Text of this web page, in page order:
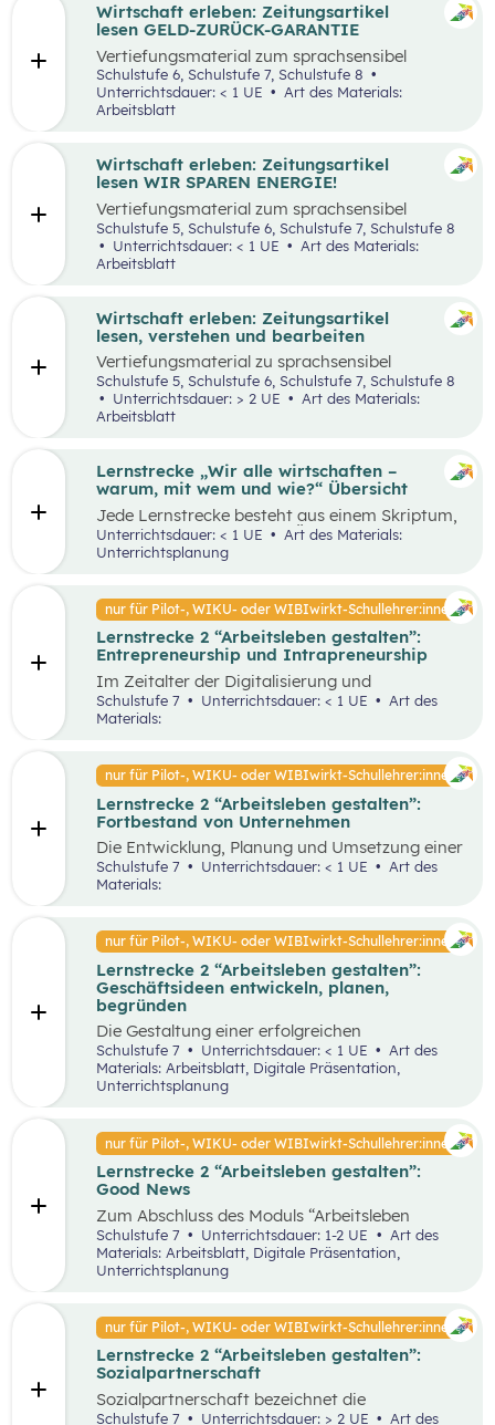
Wirtschaft erleben: Zeitungsartikel
lesen GELD-ZURÜCK-GARANTIE
Vertiefungsmaterial zum sprachsensibel
aufbereiteten Zeitungsartikel “Reich werden
mit Geld-zurück-Garantie?”.
Schulstufe 6, Schulstufe 7, Schulstufe 8
Unterrichtsdauer: < 1 UE
Art des Materials:
Arbeitsblatt
Wirtschaft erleben: Zeitungsartikel
lesen WIR SPAREN ENERGIE!
Vertiefungsmaterial zum sprachsensibel
aufbereiteten Zeitungsartikel “Wir sparen
Energie”.
Schulstufe 5, Schulstufe 6, Schulstufe 7, Schulstufe 8
Unterrichtsdauer: < 1 UE
Arbeitsblatt
Wirtschaft erleben: Zeitungsartikel
lesen, verstehen und bearbeiten
Vertiefungsmaterial zu sprachsensibel
aufbereiteten Zeitungsartikeln.
Schulstufe 5, Schulstufe 6, Schulstufe 7, Schulstufe 8
Unterrichtsdauer: > 2 UE
Art des Materials:
Arbeitsblatt
Lernstrecke „Wir alle wirtschaften –
warum, mit wem und wie?“ Übersicht
Jede Lernstrecke besteht aus einem Skriptum,
welches dazu dient einen Überblick über die
jeweilige Lernstrecke zu erhalten. Mit
dem eigenen Unterrichtsgegenstand
Wissen und entwickeln Fähigkeiten,
Einstellungen und Verhaltensbereitschaften, die
sie in ökonomisch geprägten Lebenssituationen
benötigen. Diese sollen ihnen dabei helfen,
ökonomische Herausforderungen, Aufgaben
und Problemstellungen erkennen, analysieren,
beurteilen und erfolgreich bewältigen zu
können.
Unterrichtsdauer: < 1 UE
Unterrichtsplanung
nur für Pilot-, WIKU- oder WIBIwirkt-Schullehrer:innen
Lernstrecke 2 “Arbeitsleben gestalten”:
Entrepreneurship und Intrapreneurship
Im Zeitalter der Digitalisierung und
Globalisierung sowie der dynamischen
Wirtschaft ist es von großer Bedeutung,
organisatorischer Ebene. Um als Unternehmen
am Markt überleben und erfolgreich zu sein,
benötigt es Entrepreneur:innen und
Intrapreneur:innen, die über bestimmte
Eigenschaften verfügen. Diese spielen eine
große Rolle in unserer Gesellschaft, indem sie
Arbeitsplätze schaffen, Innovationen
voranbringen und das wirtschaftliche
widmet sich insbesondere den Eigenschaften
von Entrepreneur:innen und
Intrapreneur:innen.
Schulstufe 7 Unterrichtsdauer: < 1 UE
Materials:
nur für Pilot-, WIKU- oder WIBIwirkt-Schullehrer:innen
Lernstrecke 2 “Arbeitsleben gestalten”:
Fortbestand von Unternehmen
Die Entwicklung, Planung und Umsetzung einer
guten Geschäftsidee ist lediglich der Anfang
eines erfolgreichen Unternehmens. Die
Faktoren ab. Demzufolge wird in diesem
Unterrichtsszenario auf entscheidende
Kriterien für das langfristige Bestehen von
Unternehmen näher eingegangen.
Schulstufe 7 Unterrichtsdauer: < 1 UE
Materials:
nur für Pilot-, WIKU- oder WIBIwirkt-Schullehrer:innen
Lernstrecke 2 “Arbeitsleben gestalten”:
Geschäftsideen entwickeln, planen,
begründen
Die Gestaltung einer erfolgreichen
Geschäftsidee ist der erste Schritt in die
Selbstständigkeit und die Basis für ein
erfolgreiches Unternehmen. In diesem
erfolgreiches Unternehmen analysiert. Des
Weiteren wird auf die Motive für die Gründung
von Unternehmen näher eingegangen.
Schulstufe 7 Unterrichtsdauer: < 1 UE
Art des
Materials: Arbeitsblatt, Digitale Präsentation,
Unterrichtsplanung
nur für Pilot-, WIKU- oder WIBIwirkt-Schullehrer:innen
Lernstrecke 2 “Arbeitsleben gestalten”:
Good News
Zum Abschluss des Moduls “Arbeitsleben
gestalten” ist es wichtig, dass die Schüler:innen
sich mit positiven Nachrichten und Beispielen
auseinandersetzen, um nicht von den
Herausforderungen der Arbeitswelt überwältigt
sollen die Schüler:innen nochmals den Bereich
Entrepreneurship anhand einer sehr
erfolgreichen Unternehmensgründung (Zotter)
erarbeiten. Dies soll dabei helfen, dass komplexe
Thema für die Schüler:innen stärker zu
vertiefen.
Schulstufe 7 Unterrichtsdauer: 1-2 UE
Materials: Arbeitsblatt, Digitale Präsentation,
Unterrichtsplanung
nur für Pilot-, WIKU- oder WIBIwirkt-Schullehrer:innen
Lernstrecke 2 “Arbeitsleben gestalten”:
Sozialpartnerschaft
Sozialpartnerschaft bezeichnet die
Zusammenarbeit zwischen Arbeitgeber:innen
Schulstufe 7 Unterrichtsdauer: > 2 UE